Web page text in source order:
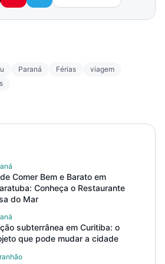
Paraná Férias
viagem
Comer Bem e Barato em
Conheça o Restaurante
do Mar
subterrânea em Curitiba: o
que pode mudar a cidade